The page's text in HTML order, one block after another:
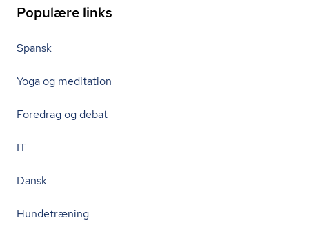
Populære links
Spansk
Yoga og meditation
Foredrag og debat
IT
Dansk
Hundetræning